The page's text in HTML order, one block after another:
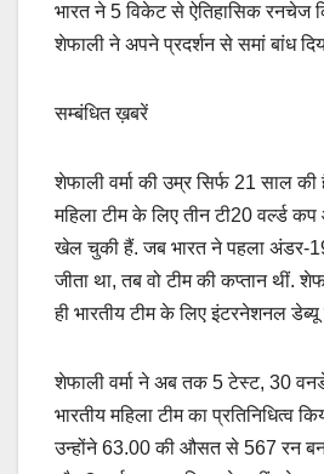
भारत ने 5 विकेट से ऐतिहासिक रनचेज
शेफाली ने अपने प्रदर्शन से समां बांध
सम्बंधित ख़बरें
शेफाली वर्मा की उम्र सिर्फ 21 साल की
महिला टीम के लिए तीन टी20 वर्ल्ड
खेल चुकी हैं. जब भारत ने पहला अंडर-
जीता था, तब वो टीम की कप्तान थीं.
ही भारतीय टीम के लिए इंटरनेशनल डेब्यू
शेफाली वर्मा ने अब तक 5 टेस्ट, 30
भारतीय महिला टीम का प्रतिनिधित्व
उन्होंने 63.00 की औसत से 567 रन